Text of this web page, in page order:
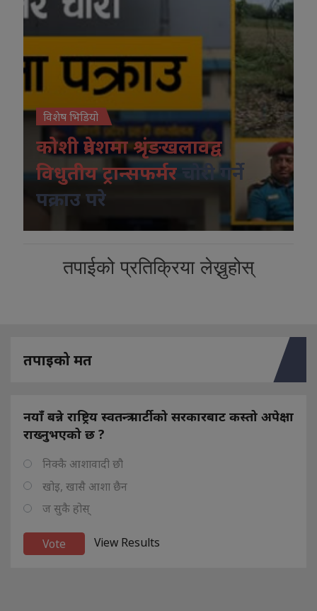
विशेष भिडियो
कोशी प्रदेशमा श्रृंङखलावद्व
विधुतीय ट्रान्सफर्मर
चोरी गर्ने
पक्राउ परे
तपाईको प्रतिक्रिया लेख्नुहोस्
तपाइको मत
नयाँ बन्ने राष्ट्रिय स्वतन्त्र पार्टीको सरकारबाट कस्तो अपेक्षा
राख्नुभएको छ ?
निक्कै आशावादी छौ
खोइ, खासै आशा छैन
ज सुकै होस्
View Results